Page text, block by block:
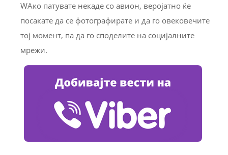
WАко патувате некаде со авион, веројатно ќе
посакате да се фотографирате и да го овековечите
тој момент, па да го споделите на социјалните
мрежи.